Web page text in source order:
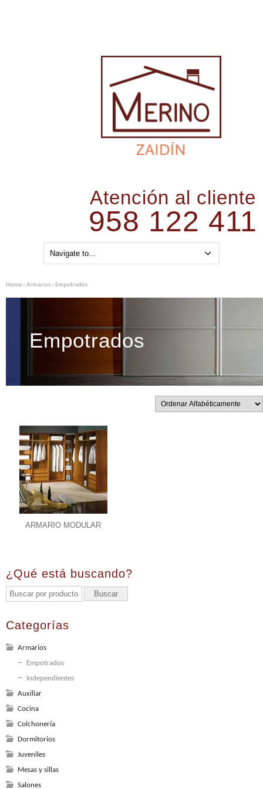
Atención al cliente
958 122 411
Home › Armarios › Empotrados
Empotrados
ARMARIO MODULAR
¿Qué está buscando?
Categorías
Armarios
Empotrados
Independientes
Auxiliar
Cocina
Colchonería
Dormitorios
Juveniles
Mesas y sillas
Salones